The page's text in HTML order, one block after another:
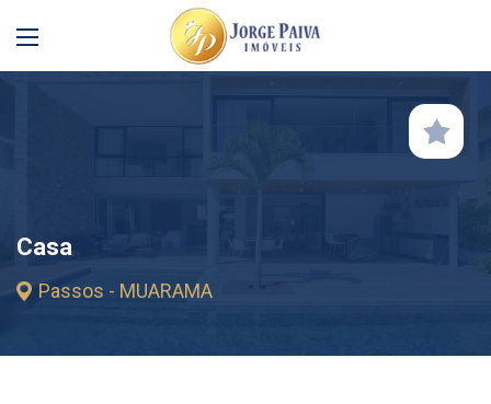
Casa
Passos - MUARAMA